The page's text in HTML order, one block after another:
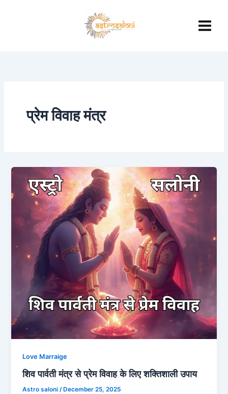
प्रेम विवाह मंत्र
Love Marraige
शिव पार्वती मंत्र से प्रेम विवाह के लिए शक्तिशाली उपाय
Astro saloni/ December 25, 2025